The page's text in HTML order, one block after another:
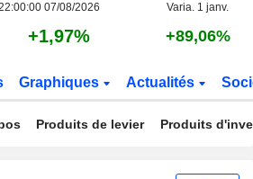
07/08/2026 Varia. 1 janv.
+1,97% +89,06%
Graphiques Actualités
Produits de levier Produits